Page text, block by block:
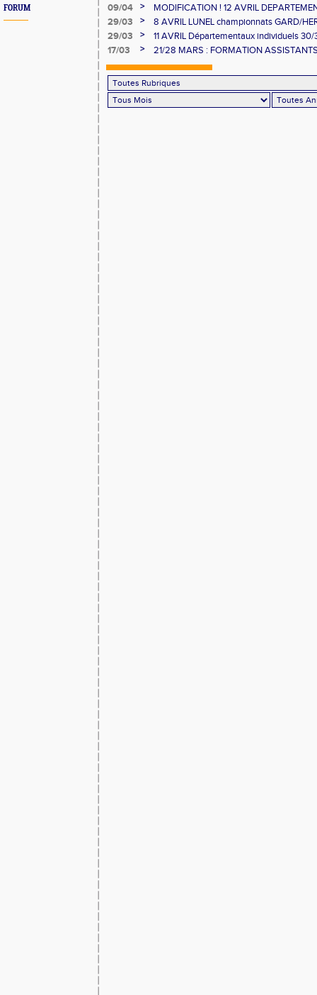
FORUM
09/04
>
MODIFICATION ! 12 AVRIL
MINIMES ET RELAIS
29/03 >
8 AVRIL LUNEL championnats GARD/
10000/STEEPLE/DUREE
29/03 >
11 AVRIL Départementaux individuels
17/03
> 21/28 MARS : FORMATION